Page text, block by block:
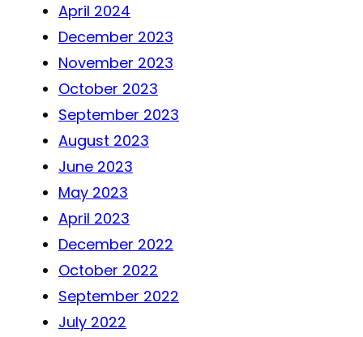
April 2024
December 2023
November 2023
October 2023
September 2023
August 2023
June 2023
May 2023
April 2023
December 2022
October 2022
September 2022
July 2022